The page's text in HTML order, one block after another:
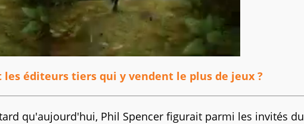
éditeurs tiers qui y vendent le plus de jeux ?
qu'aujourd'hui, Phil Spencer figurait parmi les invités du